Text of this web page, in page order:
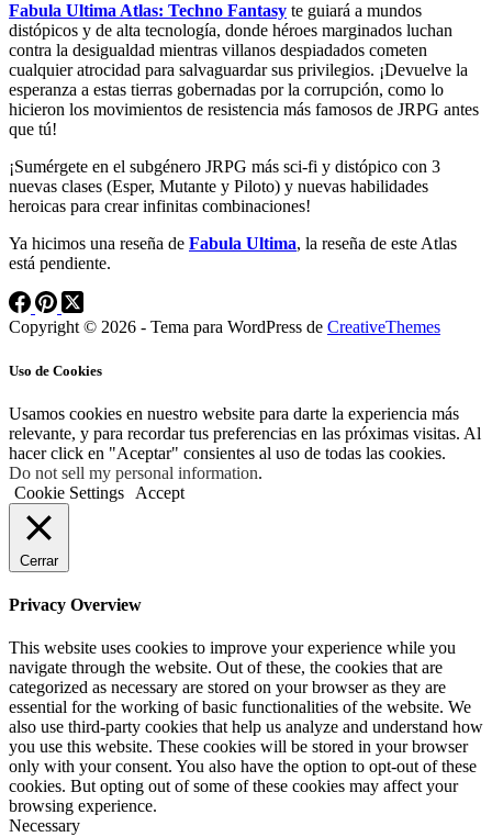
Fabula Ultima Atlas: Techno Fantasy te guiará a mundos
distópicos y de alta tecnología, donde héroes marginados luchan
contra la desigualdad mientras villanos despiadados cometen
cualquier atrocidad para salvaguardar sus privilegios. ¡Devuelve la
esperanza a estas tierras gobernadas por la corrupción, como lo
hicieron los movimientos de resistencia más famosos de JRPG antes
que tú!
¡Sumérgete en el subgénero JRPG más sci-fi y distópico con 3
nuevas clases (Esper, Mutante y Piloto) y nuevas habilidades
heroicas para crear infinitas combinaciones!
Ya hicimos una reseña de Fabula Ultima, la reseña de este Atlas
está pendiente.
Copyright © 2026 - Tema para WordPress de CreativeThemes
Uso de Cookies
Usamos cookies en nuestro website para darte la experiencia más
relevante, y para recordar tus preferencias en las próximas visitas. Al
hacer click en "Aceptar" consientes al uso de todas las cookies.
Do not sell my personal information.
Cookie Settings
Accept
Cerrar
Privacy Overview
This website uses cookies to improve your experience while you
navigate through the website. Out of these, the cookies that are
categorized as necessary are stored on your browser as they are
essential for the working of basic functionalities of the website. We
also use third-party cookies that help us analyze and understand how
you use this website. These cookies will be stored in your browser
only with your consent. You also have the option to opt-out of these
cookies. But opting out of some of these cookies may affect your
browsing experience.
Necessary